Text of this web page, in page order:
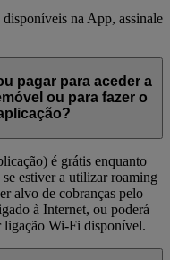
na App, assinale
pagar para aceder a
ou para fazer o
é grátis enquanto
estiver a utilizar roaming
alvo de cobranças pelo
à Internet, ou poderá
ligação Wi-Fi disponível.